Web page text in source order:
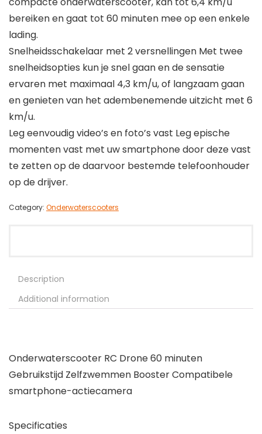
bereiken en gaat tot 60 minuten mee op een enkele
lading.
Snelheidsschakelaar met 2 versnellingen Met twee
snelheidsopties kun je snel gaan en de sensatie
ervaren met maximaal 4,3 km/u, of langzaam gaan
en genieten van het adembenemende uitzicht met 6
km/u.
Leg eenvoudig video’s en foto’s vast Leg epische
momenten vast met uw smartphone door deze vast
te zetten op de daarvoor bestemde telefoonhouder
op de drijver.
Category: Onderwaterscooters
Description
Additional information
Onderwaterscooter RC Drone 60 minuten
Gebruikstijd Zelfzwemmen Booster Compatibele
smartphone-actiecamera
Specificaties